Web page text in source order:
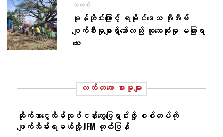
သတင်း
မုန်တိုင်းကြောင့် ရခိုင်ဒေသ အိုးအိမ်
ပျက်စီးမှုများရှိသော်လည်း လူသေဆုံးမှု မကြားရ
သေး
လတ်တ‌လော စာမူများ
ဆိုက်ဘာငွေလိမ်လုပ်ငန်းတွေဖြေရှင်းဖို့ စစ်တပ်ကို
ဖျက်သိမ်းရမယ်လို့ JFM ထုတ်ပြန်